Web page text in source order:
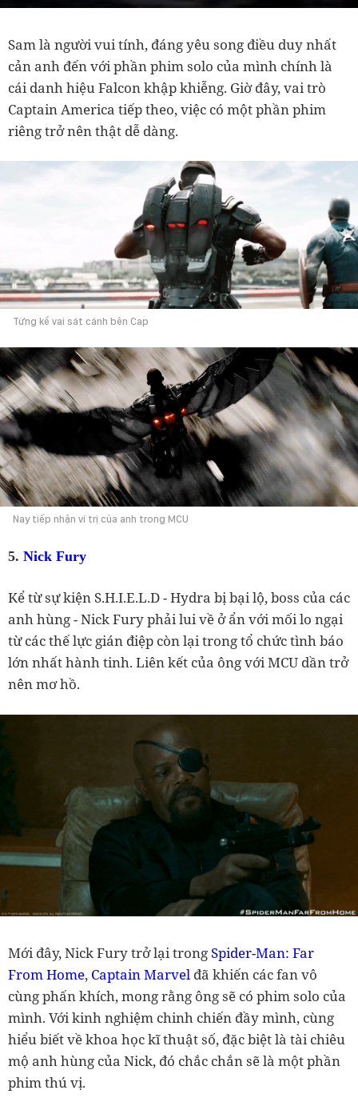
Sam là người vui tính, đáng yêu song điều duy nhất
cản anh đến với phần phim solo của mình chính là
cái danh hiệu Falcon khập khiễng. Giờ đây, vai trò
Captain America tiếp theo, việc có một phần phim
riêng trở nên thật dễ dàng.
Từng kề vai sát cánh bên Cap
Nay tiếp nhận ví trị của anh trong MCU
5. Nick Fury
Kể từ sự kiện S.H.I.E.L.D - Hydra bị bại lộ, boss của các
anh hùng - Nick Fury phải lui về ở ẩn với mối lo ngại
từ các thế lực gián điệp còn lại trong tổ chức tình báo
lớn nhất hành tinh. Liên kết của ông với MCU dần trở
nên mơ hồ.
Mới đây, Nick Fury trở lại trongSpider-Man: Far
From Home, Captain Marvel đã khiến các fan vô
cùng phấn khích, mong rằng ông sẽ có phim solo của
mình. Với kinh nghiệm chinh chiến đầy mình, cùng
hiểu biết về khoa học kĩ thuật số, đặc biệt là tài chiêu
mộ anh hùng của Nick, đó chắc chắn sẽ là một phần
phim thú vị.